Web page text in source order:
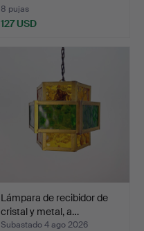
8 pujas
127 USD
Lámpara de recibidor de
cristal y metal, a…
Subastado 4 ago 2026